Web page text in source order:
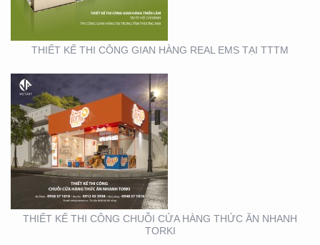
THIẾT KẾ THI CÔNG GIAN HÀNG REAL EMS TẠI TTTM
THIẾT KẾ THI CÔNG CHUỖI CỬA HÀNG THỨC ĂN NHANH
TORKI
SẢN XUẤT STANDEE TẠI
TP. HỒ CHÍ MINH